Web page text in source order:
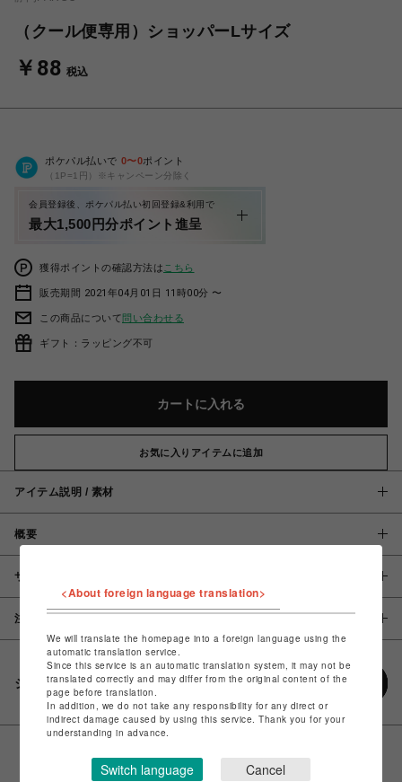
（クール便専用）ショッパーLサイズ
￥88 税込
ポケパル払いで 0〜0ポイント
（1P=1円）※キャンペーン分除く
会員登録後、ポケパル払い初回登録&利用で
最大1,500円分ポイント進呈
獲得ポイントの確認方法は こちら
販売期間 2021年04月01日 11時00分 〜
この商品について問い合わせる
ギフト：ラッピング不可
カートに入れる
お気に入りアイテムに追加
アイテム説明 / 素材
概要
サイズ
注意事項
シェアする
<About foreign language translation>
We will translate the homepage into a foreign language using the
automatic translation service.
Since this service is an automatic translation system, it may not be
translated correctly and may differ from the original content of the
page before translation.
In addition, we do not take any responsibility for any direct or
indirect damage caused by using this service. Thank you for your
understanding in advance.
Switch language Cancel